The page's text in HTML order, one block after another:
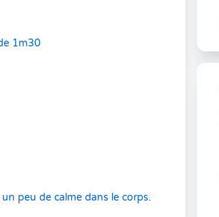
1m30
peu de calme dans le corps.